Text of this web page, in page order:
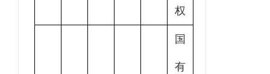
权
国
有